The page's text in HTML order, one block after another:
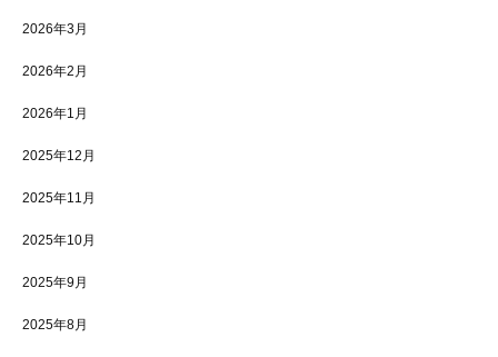
2026年3月
2026年2月
2026年1月
2025年12月
2025年11月
2025年10月
2025年9月
2025年8月